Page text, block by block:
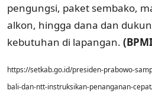
pengungsi, paket sembako,
alkon, hingga dana dan
kebutuhan di lapangan.
https://setkab.go.id/presiden-prabowo-
bali-dan-ntt-instruksikan-penanganan-